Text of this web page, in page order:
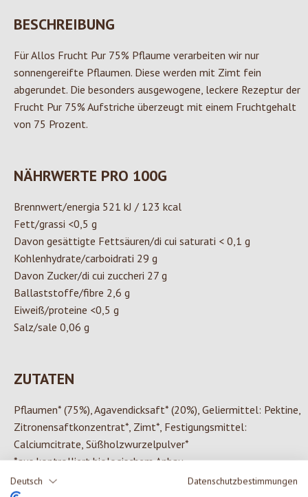
Deutsch Datenschutzbestimmungen
BESCHREIBUNG
Für Allos Frucht Pur 75% Pflaume verarbeiten wir nur
sonnengereifte Pflaumen. Diese werden mit Zimt fein
abgerundet. Die besonders ausgewogene, leckere Rezeptur der
Frucht Pur 75% Aufstriche überzeugt mit einem Fruchtgehalt
von 75 Prozent.
NÄHRWERTE PRO 100G
Brennwert/energia 521 kJ / 123 kcal
Fett/grassi <0,5 g
Davon gesättigte Fettsäuren/di cui saturati < 0,1 g
Kohlenhydrate/carboidrati 29 g
Davon Zucker/di cui zuccheri 27 g
Ballaststoffe/fibre 2,6 g
Eiweiß/proteine <0,5 g
Salz/sale 0,06 g
ZUTATEN
Pflaumen* (75%), Agavendicksaft* (20%), Geliermittel: Pektine,
Zitronensaftkonzentrat*, Zimt*, Festigungsmittel:
Calciumcitrate, Süßholzwurzelpulver*
*aus kontrolliert biologischem Anbau